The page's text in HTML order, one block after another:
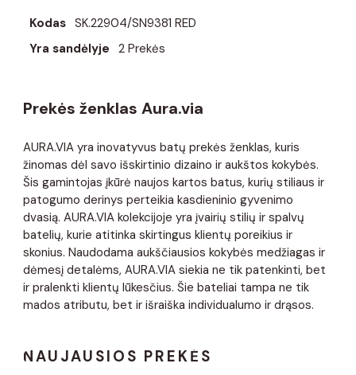
Kodas SK.22904/SN9381 RED
Yra sandėlyje 2 Prekės
Prekės ženklas Aura.via
AURA.VIA yra inovatyvus batų prekės ženklas, kuris
žinomas dėl savo išskirtinio dizaino ir aukštos kokybės.
Šis gamintojas įkūrė naujos kartos batus, kurių stiliaus ir
patogumo derinys perteikia kasdieninio gyvenimo
dvasią. AURA.VIA kolekcijoje yra įvairių stilių ir spalvų
batelių, kurie atitinka skirtingus klientų poreikius ir
skonius. Naudodama aukščiausios kokybės medžiagas ir
dėmesį detalėms, AURA.VIA siekia ne tik patenkinti, bet
ir pralenkti klientų lūkesčius. Šie bateliai tampa ne tik
mados atributu, bet ir išraiška individualumo ir drąsos.
NAUJAUSIOS PREKĖS